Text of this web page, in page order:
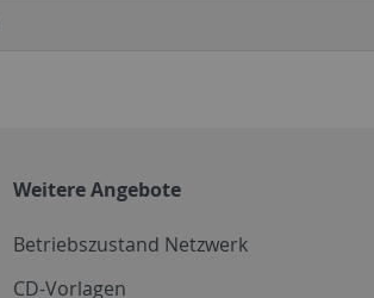
Weitere Angebote
Betriebszustand Netzwerk
CD-Vorlagen